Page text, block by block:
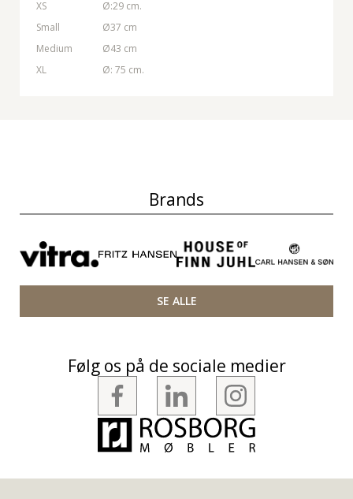
XS
Ø:29 cm.
Small
Ø37 cm
Medium
Ø43 cm
XL
Ø: 75 cm.
Brands
SE ALLE
Følg os på de sociale medier